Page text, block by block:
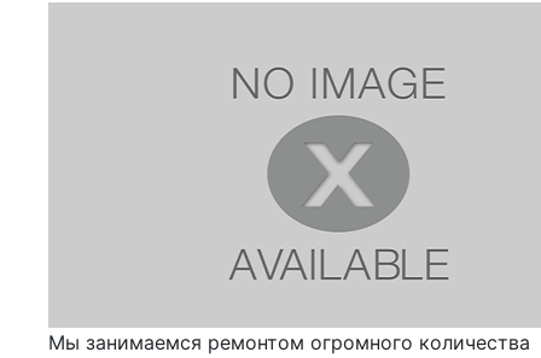
Мы занимаемся ремонтом огромного количества